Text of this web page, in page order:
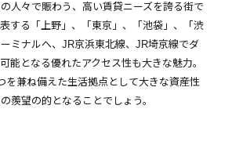
ープの強み
リーズ
人々で賑わう、高い賃貸ニーズを誇る街で
する「上野」、「東京」、「池袋」、「渋
ミナルへ、JR京浜東北線、JR埼京線でダ
能となる優れたアクセス性も大きな魅力。
を兼ね備えた生活拠点として大きな資産性
羨望の的となることでしょう。